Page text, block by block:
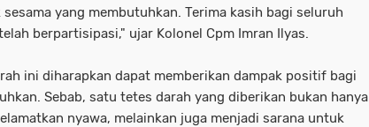
yang membutuhkan. Terima kasih bagi seluruh
berpartisipasi," ujar Kolonel Cpm Imran Ilyas.
ini diharapkan dapat memberikan dampak positif bagi
Sebab, satu tetes darah yang diberikan bukan hanya
nyawa, melainkan juga menjadi sarana untuk